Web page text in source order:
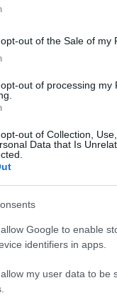
out of the Sale of my
out of processing my
out of Collection,
Data that Is
Google to enable
identifiers in apps.
my user data to be